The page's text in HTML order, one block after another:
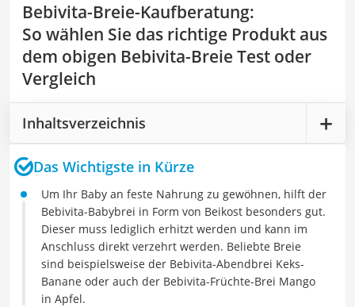
Bebivita-Breie-Kaufberatung:
So wählen Sie das richtige Produkt aus
dem obigen Bebivita-Breie Test oder
Vergleich
Inhaltsverzeichnis
Das Wichtigste in Kürze
Um Ihr Baby an feste Nahrung zu gewöhnen, hilft der
Bebivita-Babybrei in Form von Beikost besonders gut.
Dieser muss lediglich erhitzt werden und kann im
Anschluss direkt verzehrt werden. Beliebte Breie
sind beispielsweise der Bebivita-Abendbrei Keks-
Banane oder auch der Bebivita-Früchte-Brei Mango
in Apfel.